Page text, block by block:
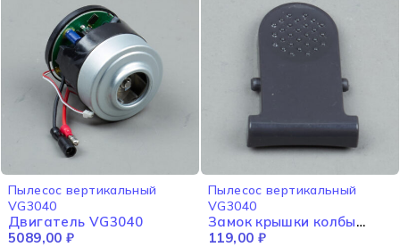
Пылесос вертикальный
VG3040
Двигатель VG3040
5089,00 ₽
Пылесос вертикальный
VG3040
Замок крышки колбы
VG3040
119,00 ₽